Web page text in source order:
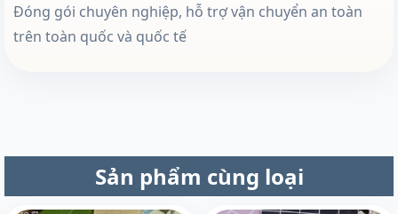
Đóng gói chuyên nghiệp, hỗ trợ vận chuyển an toàn
trên toàn quốc và quốc tế
Sản phẩm cùng loại